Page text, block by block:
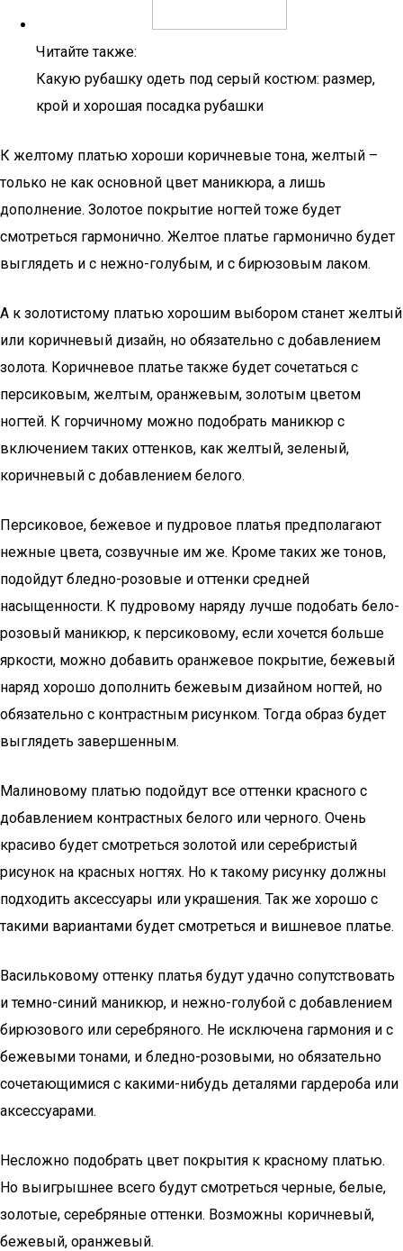
Читайте также:
Какую рубашку одеть под серый костюм: размер,
крой и хорошая посадка рубашки
К желтому платью хороши коричневые тона, желтый –
только не как основной цвет маникюра, а лишь
дополнение. Золотое покрытие ногтей тоже будет
смотреться гармонично. Желтое платье гармонично будет
выглядеть и с нежно-голубым, и с бирюзовым лаком.
А к золотистому платью хорошим выбором станет желтый
или коричневый дизайн, но обязательно с добавлением
золота. Коричневое платье также будет сочетаться с
персиковым, желтым, оранжевым, золотым цветом
ногтей. К горчичному можно подобрать маникюр с
включением таких оттенков, как желтый, зеленый,
коричневый с добавлением белого.
Персиковое, бежевое и пудровое платья предполагают
нежные цвета, созвучные им же. Кроме таких же тонов,
подойдут бледно-розовые и оттенки средней
насыщенности. К пудровому наряду лучше подобать бело-
розовый маникюр, к персиковому, если хочется больше
яркости, можно добавить оранжевое покрытие, бежевый
наряд хорошо дополнить бежевым дизайном ногтей, но
обязательно с контрастным рисунком. Тогда образ будет
выглядеть завершенным.
Малиновому платью подойдут все оттенки красного с
добавлением контрастных белого или черного. Очень
красиво будет смотреться золотой или серебристый
рисунок на красных ногтях. Но к такому рисунку должны
подходить аксессуары или украшения. Так же хорошо с
такими вариантами будет смотреться и вишневое платье.
Васильковому оттенку платья будут удачно сопутствовать
и темно-синий маникюр, и нежно-голубой с добавлением
бирюзового или серебряного. Не исключена гармония и с
бежевыми тонами, и бледно-розовыми, но обязательно
сочетающимися с какими-нибудь деталями гардероба или
аксессуарами.
Несложно подобрать цвет покрытия к красному платью.
Но выигрышнее всего будут смотреться черные, белые,
золотые, серебряные оттенки. Возможны коричневый,
бежевый, оранжевый.